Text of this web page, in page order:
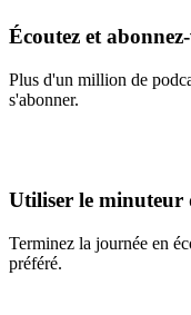
Écoutez et
Plus d'un million de
s'abonner.
Utiliser le minuteur
Terminez la journée en
préféré.